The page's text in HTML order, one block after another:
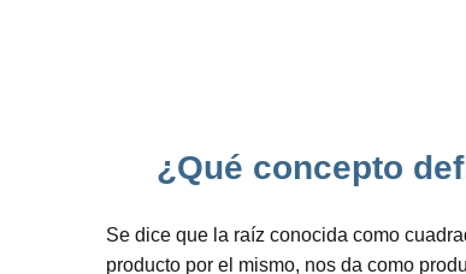
¿Qué concepto
Se dice que la raíz conocida como
producto por el mismo, nos da como